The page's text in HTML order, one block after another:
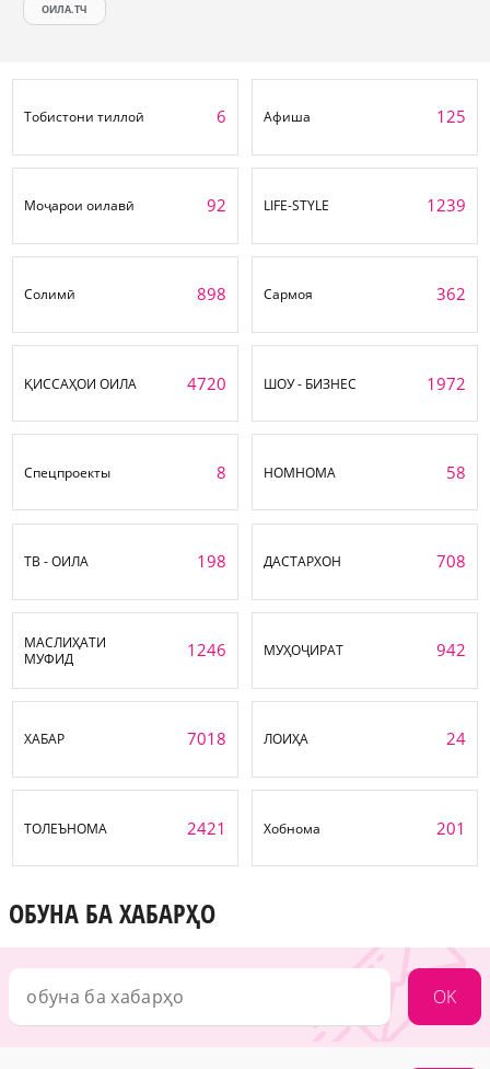
ОИЛА.ТЧ
Тобистони тиллоӣ 6 Афиша 125
Моҷарои оилавӣ 92 LIFE-STYLE 1239
Солимӣ 898 Сармоя 362
ҚИССАҲОИ ОИЛА 4720 ШОУ - БИЗНЕС 1972
Спецпроекты 8 НОМНОМА 58
ТВ - ОИЛА 198 ДАСТАРХОН 708
МАСЛИҲАТИ
МУФИД
1246 МУҲОҶИРАТ 942
ХАБАР 7018 ЛОИҲА 24
ТОЛЕЪНОМА 2421 Хобнома 201
ОБУНА БА ХАБАРҲО
OK